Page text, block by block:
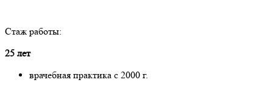
Стаж работы:
25 лет
врачебная практика с 2000 г.